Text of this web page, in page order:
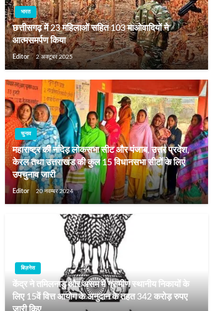
भारत
छत्तीसगढ़ में 23 महिलाओं सहित 103 माओवादियों ने
आत्मसमर्पण किया
Editor 2 अक्टूबर 2025
चुनाव
महाराष्‍ट्र की नांदेड़ लोकसभा सीट और पंजाब, उत्तर प्रदेश,
केरल तथा उत्तराखंड की कुल 15 विधानसभा सीटों के लिए
उपचुनाव जारी
Editor 20 नवम्बर 2024
बिज़नेस
केंद्र ने तमिलनाडु और असम में ग्रामीण स्थानीय निकायों के
लिए 15वें वित्त आयोग के अनुदान के तहत 342 करोड़ रुपए